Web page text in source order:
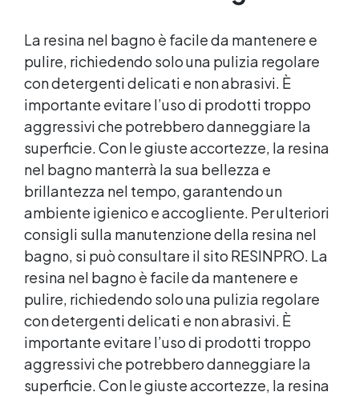
La resina nel bagno è facile da mantenere e
pulire, richiedendo solo una pulizia regolare
con detergenti delicati e non abrasivi. È
importante evitare l’uso di prodotti troppo
aggressivi che potrebbero danneggiare la
superficie. Con le giuste accortezze, la resina
nel bagno manterrà la sua bellezza e
brillantezza nel tempo, garantendo un
ambiente igienico e accogliente. Per ulteriori
consigli sulla manutenzione della resina nel
bagno, si può consultare il sito RESINPRO. La
resina nel bagno è facile da mantenere e
pulire, richiedendo solo una pulizia regolare
con detergenti delicati e non abrasivi. È
importante evitare l’uso di prodotti troppo
aggressivi che potrebbero danneggiare la
superficie. Con le giuste accortezze, la resina